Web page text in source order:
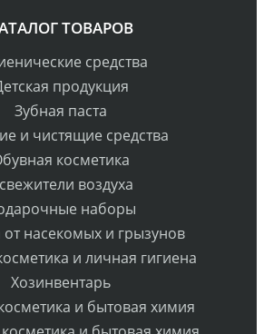
ТОВАРОВ
средства
продукция
Зубная паста
и чистящие средства
косметика
воздуха
наборы
от насекомых и грызунов
и личная гигиена
Хозинвентарь
и бытовая химия